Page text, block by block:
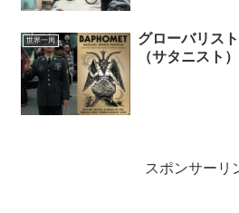
世界一周
グローバリス
（サタニスト
スポンサーリ